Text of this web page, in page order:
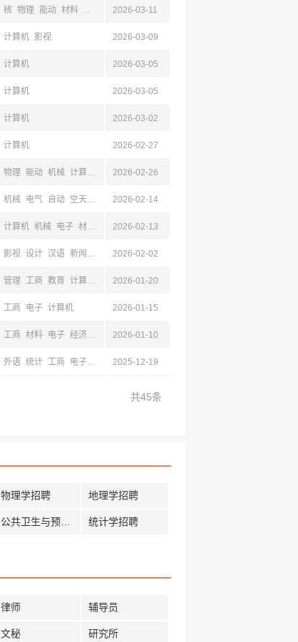
核 物理 能动 材料 化工 力学 机械 计算机
2026-03-11
计算机 影视 2026-03-09
计算机 2026-03-05
计算机 2026-03-05
计算机 2026-03-02
计算机 2026-02-27
物理 能动 机械 计算机 空天2026-02-26
机械 电气 自动 空天 力学 仪器 材料
2026-02-14
计算机 机械 电子 材料 设计 自动
2026-02-13
影视 设计 汉语 新闻 计算机2026-02-02
管理 工商 教育 计算机 经济 经贸
2026-01-20
工商 电子 计算机 2026-01-15
工商 材料 电子 经济 金融 经贸 计算机
2026-01-10
外语 统计 工商 电子 计算机2025-12-19
共45条
物理学招聘 地理学招聘
统计学招聘
律师 辅导员
文秘 研究所